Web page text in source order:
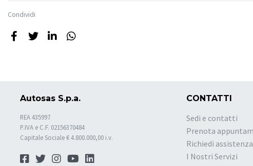
Condividi
Autosas S.p.a.
REA 435997
P.IVA e C.F. 02156370484
Capitale Sociale € 4.800.000,00 i.v.
CONTATTI
Sedi e contatti
Prenota
Richiedi assistenza
I Nostri Servizi